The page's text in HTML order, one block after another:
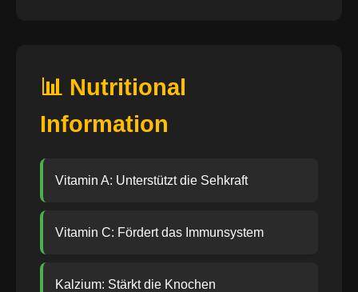
📊 Nutritional
Information
Vitamin A: Unterstützt die Sehkraft
Vitamin C: Fördert das Immunsystem
Kalzium: Stärkt die Knochen